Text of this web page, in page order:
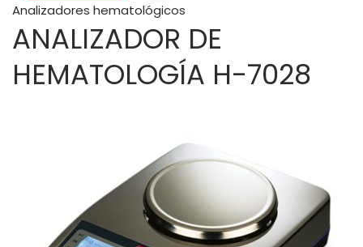
Analizadores hematológicos
ANALIZADOR DE
HEMATOLOGÍA H-7028